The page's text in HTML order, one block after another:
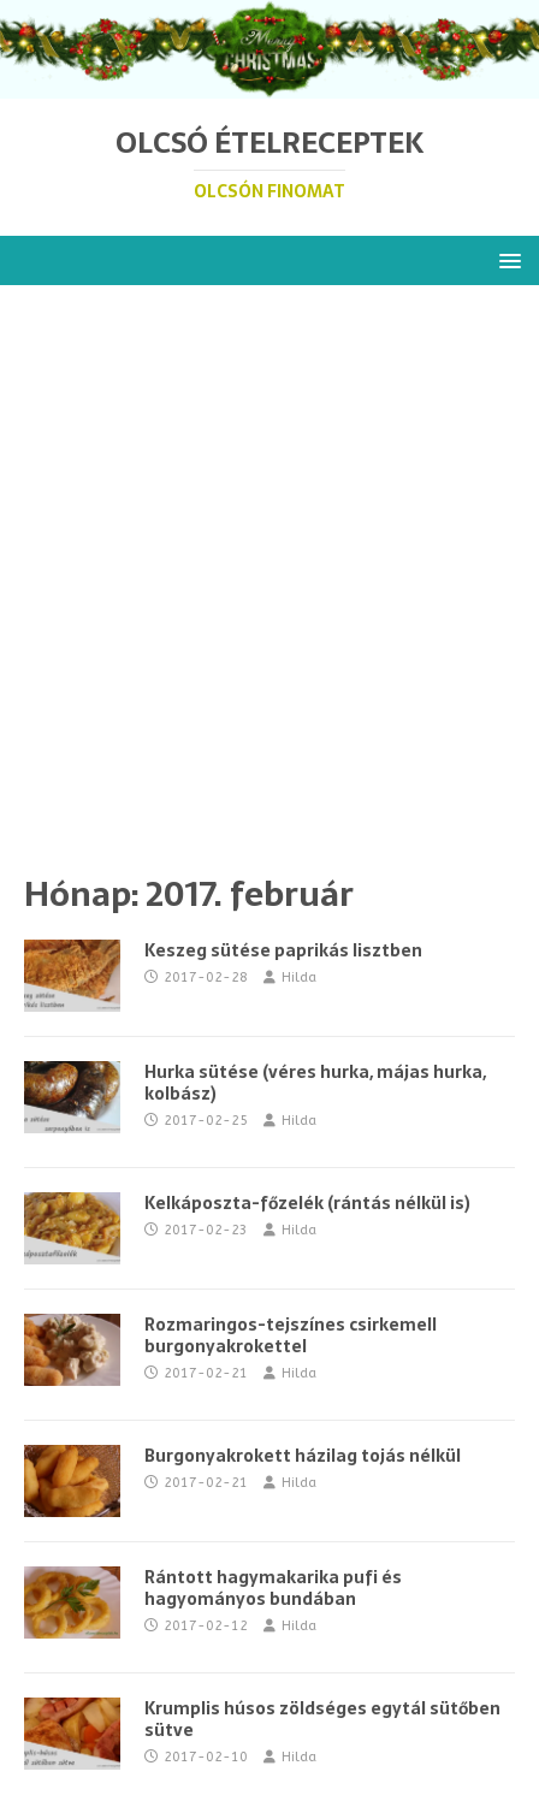
OLCSÓ ÉTELRECEPTEK
OLCSÓN FINOMAT
Hónap:2017. február
Keszeg sütése paprikás lisztben
2017-02-28 Hilda
Hurka sütése (véres hurka, májas hurka,
kolbász)
2017-02-25 Hilda
Kelkáposzta-főzelék (rántás nélkül is)
2017-02-23 Hilda
Rozmaringos-tejszínes csirkemell
burgonyakrokettel
2017-02-21 Hilda
Burgonyakrokett házilag tojás nélkül
2017-02-21 Hilda
Rántott hagymakarika pufi és
hagyományos bundában
2017-02-12 Hilda
Krumplis húsos zöldséges egytál sütőben
sütve
2017-02-10 Hilda